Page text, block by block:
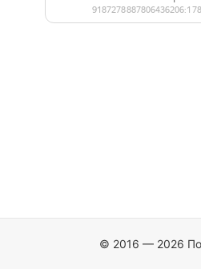
© 2016 — 2026